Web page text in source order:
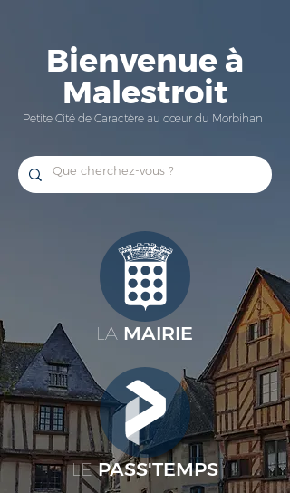
Bienvenue à
Malestroit
Petite Cité de Caractère au cœur du Morbihan
LA MAIRIE
LEPASS'TEMPS